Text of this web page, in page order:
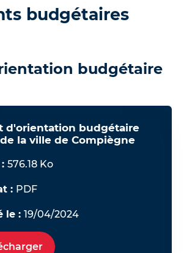
budgétaires
budgétaire
d'orientation budgétaire
la ville de Compiègne
:576.18 Ko
: PDF
le :19/04/2024